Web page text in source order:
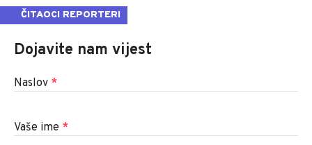
ČITAOCI REPORTERI
Dojavite nam vijest
Naslov *
Vaše ime *